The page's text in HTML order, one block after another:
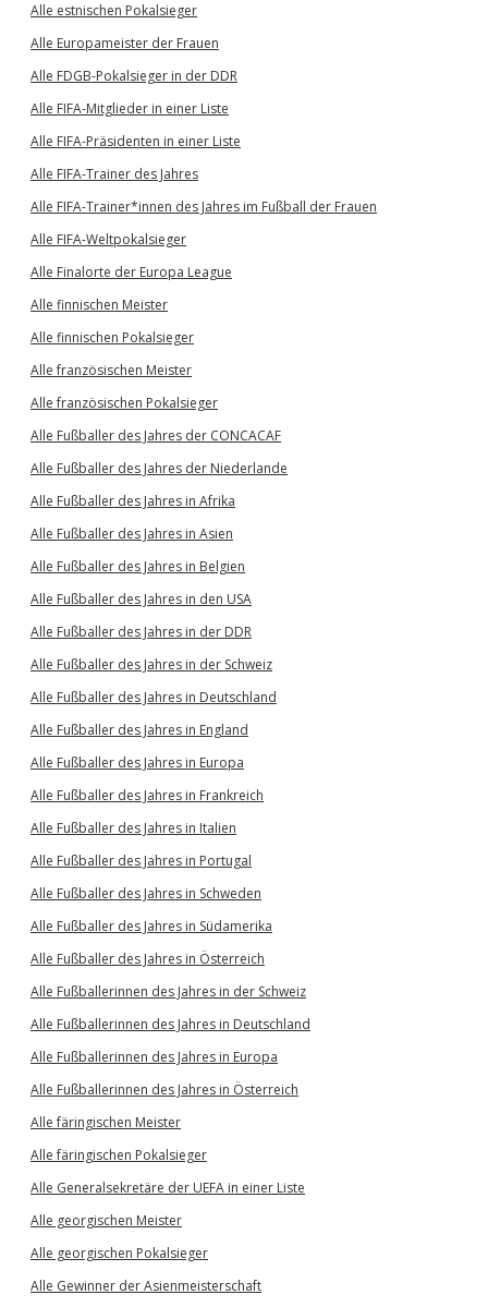
Alle estnischen Pokalsieger
Alle Europameister der Frauen
Alle FDGB-Pokalsieger in der DDR
Alle FIFA-Mitglieder in einer Liste
Alle FIFA-Präsidenten in einer Liste
Alle FIFA-Trainer des Jahres
Alle FIFA-Trainer*innen des Jahres im Fußball der Frauen
Alle FIFA-Weltpokalsieger
Alle Finalorte der Europa League
Alle finnischen Meister
Alle finnischen Pokalsieger
Alle französischen Meister
Alle französischen Pokalsieger
Alle Fußballer des Jahres der CONCACAF
Alle Fußballer des Jahres der Niederlande
Alle Fußballer des Jahres in Afrika
Alle Fußballer des Jahres in Asien
Alle Fußballer des Jahres in Belgien
Alle Fußballer des Jahres in den USA
Alle Fußballer des Jahres in der DDR
Alle Fußballer des Jahres in der Schweiz
Alle Fußballer des Jahres in Deutschland
Alle Fußballer des Jahres in England
Alle Fußballer des Jahres in Europa
Alle Fußballer des Jahres in Frankreich
Alle Fußballer des Jahres in Italien
Alle Fußballer des Jahres in Portugal
Alle Fußballer des Jahres in Schweden
Alle Fußballer des Jahres in Südamerika
Alle Fußballer des Jahres in Österreich
Alle Fußballerinnen des Jahres in der Schweiz
Alle Fußballerinnen des Jahres in Deutschland
Alle Fußballerinnen des Jahres in Europa
Alle Fußballerinnen des Jahres in Österreich
Alle färingischen Meister
Alle färingischen Pokalsieger
Alle Generalsekretäre der UEFA in einer Liste
Alle georgischen Meister
Alle georgischen Pokalsieger
Alle Gewinner der Asienmeisterschaft